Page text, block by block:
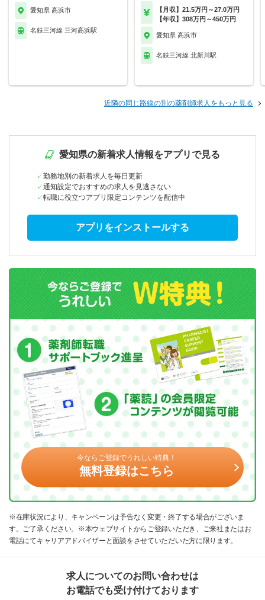
愛知県 高浜市
名鉄三河線 三河高浜駅
【月収】21.5万円～27.0万円
【年収】308万円～450万円
愛知県 高浜市
名鉄三河線 北新川駅
近隣の同じ路線の別の薬剤師求人をもっと見る
愛知県の新着求人情報をアプリで見る
勤務地別の新着求人を毎日更新
通知設定でおすすめの求人を見逃さない
転職に役立つアプリ限定コンテンツを配信中
アプリをインストールする
今ならご登録でうれしい特典！
無料登録はこちら
※在庫状況により、キャンペーンは予告なく変更・終了する場合がございま
す。ご了承ください。※本ウェブサイトからご登録いただき、ご来社またはお
電話にてキャリアアドバイザーと面談をさせていただいた方に限ります。
求人についてのお問い合わせは
お電話でも受け付けております